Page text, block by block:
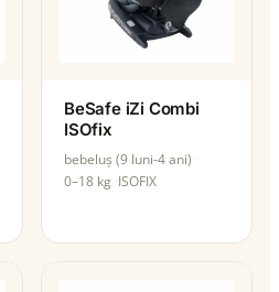
BeSafe iZi Combi
ISOfix
bebeluș (9 luni-4 ani)
0–18 kg ISOFIX